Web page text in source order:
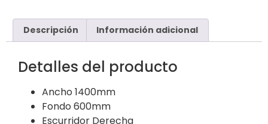
Descripción Información adicional
Detalles del producto
Ancho 1400mm
Fondo 600mm
Escurridor Derecha